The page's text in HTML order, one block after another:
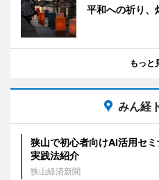
平和への祈り、
もっと
みん経
狭山で初心者向けAI活用セ
実践法紹介
狭山経済新聞